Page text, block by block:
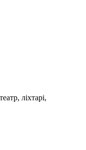
ліхтарі,